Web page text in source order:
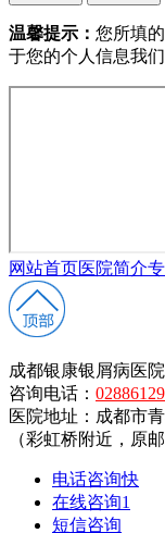
温馨提示： 您所填
于您的个人信息我
网站首页医院简介
成都银康银屑病医院
咨询电话：
医院地址：成都市
（彩虹桥附近，原
电话咨询快
在线咨询1
短信咨询